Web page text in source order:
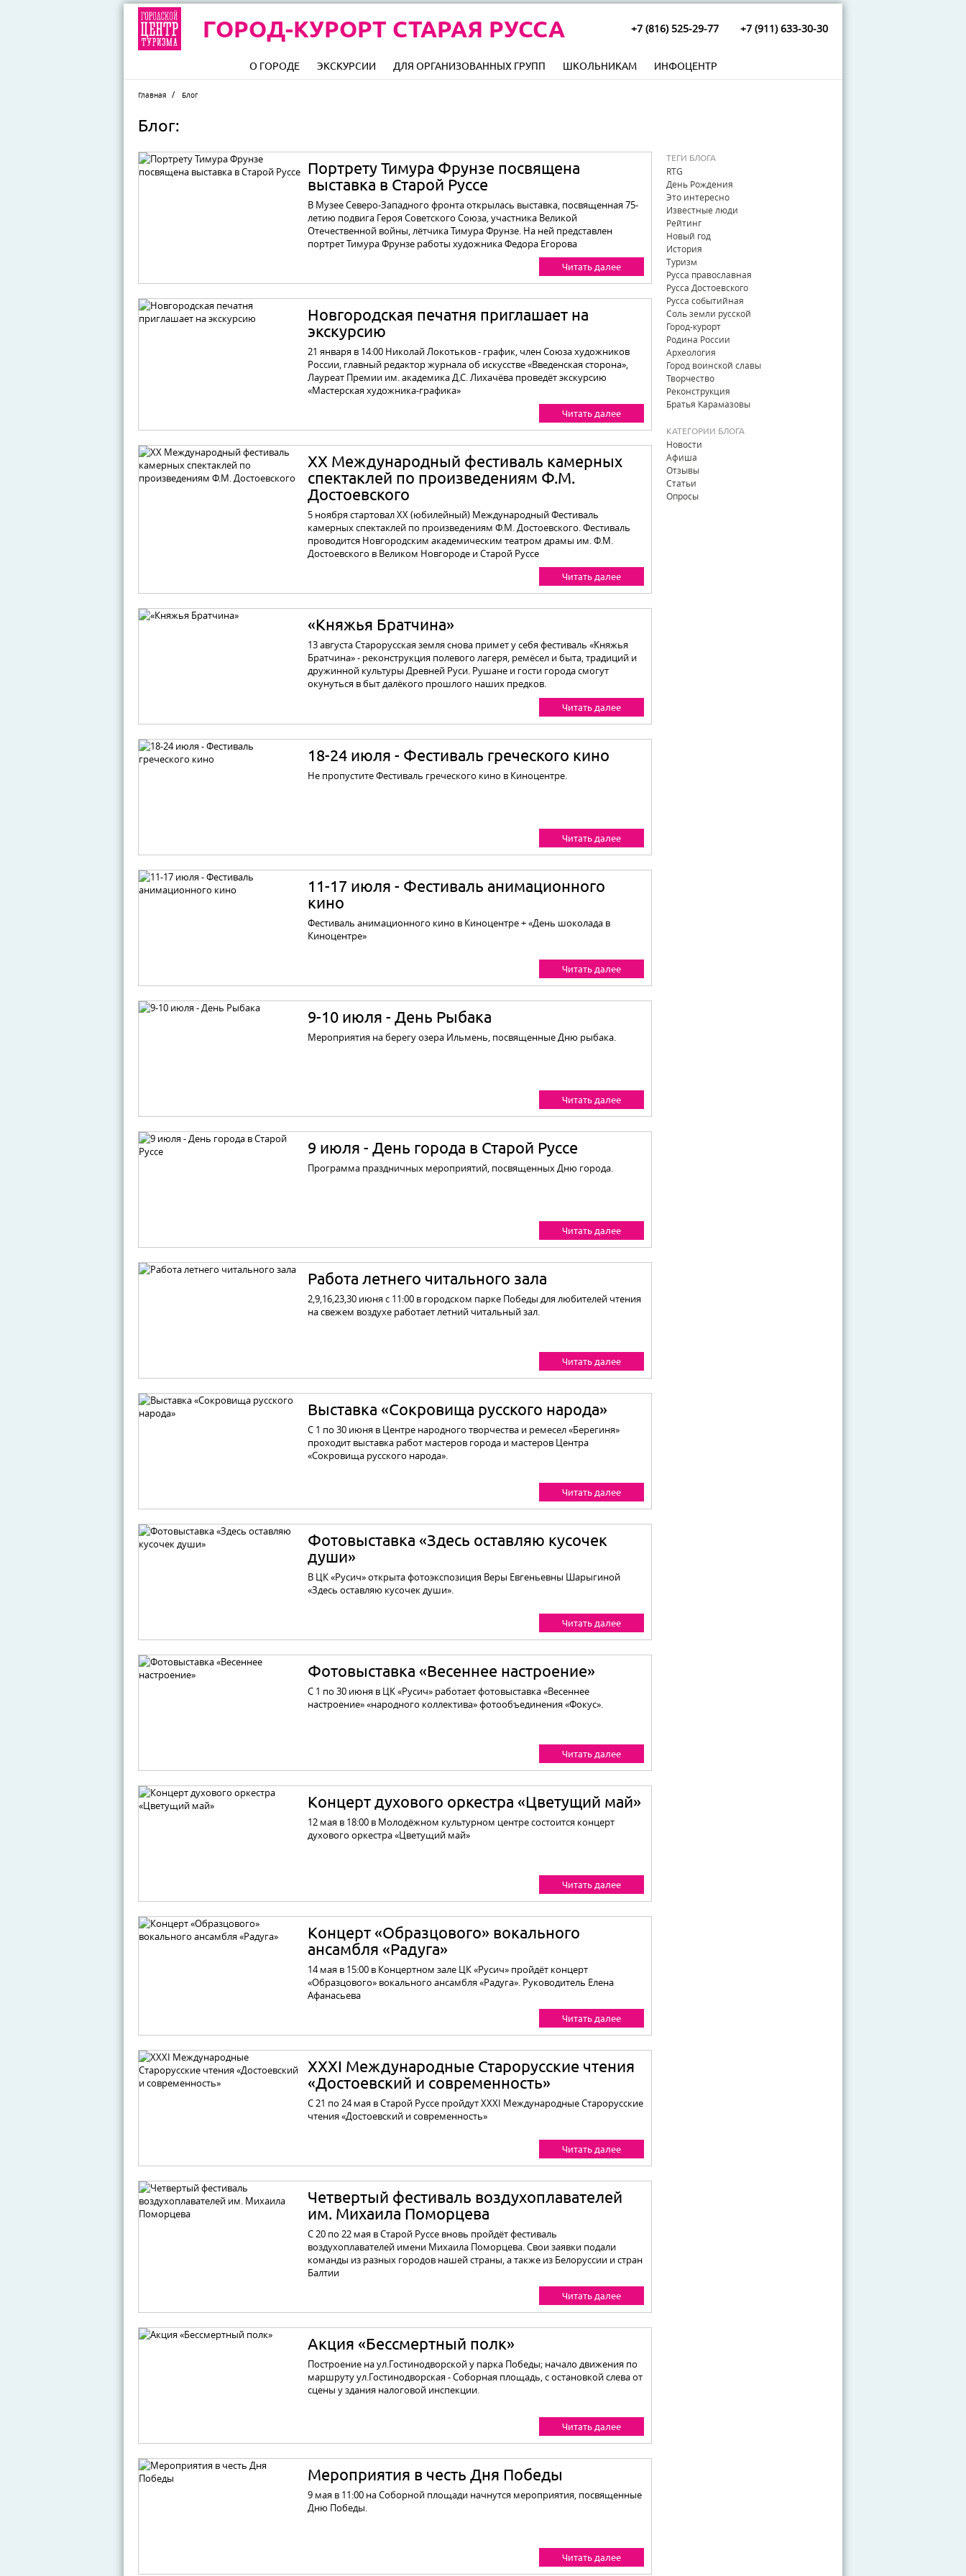
ГОРОД-КУРОРТ СТАРАЯ РУССА +7 (816) 525-29-77 +7 (911) 633-30-30
О ГОРОДЕ ЭКСКУРСИИ ДЛЯ ОРГАНИЗОВАННЫХ ГРУПП ШКОЛЬНИКАМ ИНФОЦЕНТР
Главная Блог
Блог:
Портрету Тимура Фрунзе посвящена
выставка в Старой Руссе
В Музее Северо-Западного фронта открылась выставка, посвященная 75-
летию подвига Героя Советского Союза, участника Великой
Отечественной войны, лётчика Тимура Фрунзе. На ней представлен
портрет Тимура Фрунзе работы художника Федора Егорова
Читать далее
Новгородская печатня приглашает на
экскурсию
21 января в 14:00 Николай Локотьков - график, член Союза художников
России, главный редактор журнала об искусстве «Введенская сторона»,
Лауреат Премии им. академика Д.С. Лихачёва проведёт экскурсию
«Мастерская художника-графика»
Читать далее
XX Международный фестиваль камерных
спектаклей по произведениям Ф.М.
Достоевского
5 ноября стартовал XX (юбилейный) Международный Фестиваль
камерных спектаклей по произведениям Ф.М. Достоевского. Фестиваль
проводится Новгородским академическим театром драмы им. Ф.М.
Достоевского в Великом Новгороде и Cтарой Руссе
Читать далее
«Княжья Братчина»
13 августа Старорусская земля снова примет у себя фестиваль «Княжья
Братчина» - реконструкция полевого лагеря, ремёсел и быта, традиций и
дружинной культуры Древней Руси. Рушане и гости города смогут
окунуться в быт далёкого прошлого наших предков.
Читать далее
18-24 июля - Фестиваль греческого кино
Не пропустите Фестиваль греческого кино в Киноцентре.
Читать далее
11-17 июля - Фестиваль анимационного
кино
Фестиваль анимационного кино в Киноцентре + «День шоколада в
Киноцентре»
Читать далее
9-10 июля - День Рыбака
Мероприятия на берегу озера Ильмень, посвященные Дню рыбака.
Читать далее
9 июля - День города в Старой Руссе
Программа праздничных мероприятий, посвященных Дню города.
Читать далее
Работа летнего читального зала
2,9,16,23,30 июня с 11:00 в городском парке Победы для любителей чтения
на свежем воздухе работает летний читальный зал.
Читать далее
Выставка «Сокровища русского народа»
С 1 по 30 июня в Центре народного творчества и ремесел «Берегиня»
проходит выставка работ мастеров города и мастеров Центра
«Сокровища русского народа».
Читать далее
Фотовыставка «Здесь оставляю кусочек
души»
В ЦК «Русич» открыта фотоэкспозиция Веры Евгеньевны Шарыгиной
«Здесь оставляю кусочек души».
Читать далее
Фотовыставка «Весеннее настроение»
С 1 по 30 июня в ЦК «Русич» работает фотовыставка «Весеннее
настроение» «народного коллектива» фотообъединения «Фокус».
Читать далее
Концерт духового оркестра «Цветущий май»
12 мая в 18:00 в Молодёжном культурном центре состоится концерт
духового оркестра «Цветущий май»
Читать далее
Концерт «Образцового» вокального
ансамбля «Радуга»
14 мая в 15:00 в Концертном зале ЦК «Русич» пройдёт концерт
«Образцового» вокального ансамбля «Радуга». Руководитель Елена
Афанасьева
Читать далее
XXXI Международные Старорусские чтения
«Достоевский и современность»
С 21 по 24 мая в Старой Руссе пройдут XXXI Международные Старорусские
чтения «Достоевский и современность»
Читать далее
Четвертый фестиваль воздухоплавателей
им. Михаила Поморцева
С 20 по 22 мая в Старой Руссе вновь пройдёт фестиваль
воздухоплавателей имени Михаила Поморцева. Свои заявки подали
команды из разных городов нашей страны, а также из Белоруссии и стран
Балтии
Читать далее
Акция «Бессмертный полк»
Построение на ул.Гостинодворской у парка Победы; начало движения по
маршруту ул.Гостинодворская - Соборная площадь, с остановкой слева от
сцены у здания налоговой инспекции.
Читать далее
Мероприятия в честь Дня Победы
9 мая в 11:00 на Соборной площади начнутся мероприятия, посвященные
Дню Победы.
Читать далее
ТЕГИ БЛОГА
RTG
День Рождения
Это интересно
Известные люди
Рейтинг
Новый год
История
Туризм
Русса православная
Русса Достоевского
Русса событийная
Соль земли русской
Город-курорт
Родина России
Археология
Город воинской славы
Творчество
Реконструкция
Братья Карамазовы
КАТЕГОРИИ БЛОГА
Новости
Афиша
Отзывы
Статьи
Опросы